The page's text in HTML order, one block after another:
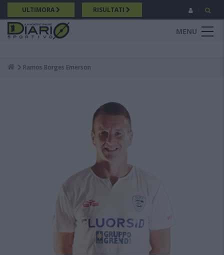
Salta
al
contenuto
principale
ULTIMORA RISULTATI
MENU
Breadcrumb
Ramos Borges Emerson